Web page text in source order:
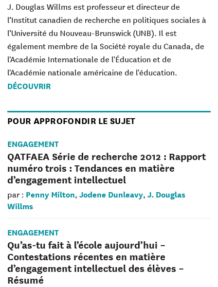
J. Douglas Willms est professeur et directeur de
l’Institut canadien de recherche en politiques sociales à
l’Université du Nouveau-Brunswick (UNB). Il est
également membre de la Société royale du Canada, de
l'Académie Internationale de l'Éducation et de
l'Académie nationale américaine de l'éducation.
DÉCOUVRIR
POUR APPROFONDIR LE SUJET
ENGAGEMENT
QATFAEA Série de recherche 2012 : Rapport
numéro trois : Tendances en matière
d’engagement intellectuel
par : Penny Milton, Jodene Dunleavy, J. Douglas
Willms
ENGAGEMENT
Qu’as-tu fait à l’école aujourd’hui –
Contestations récentes en matière
d’engagement intellectuel des élèves –
Résumé